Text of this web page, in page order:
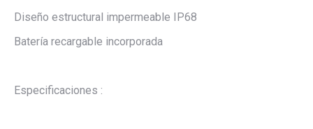
Diseño estructural impermeable IP68
Batería recargable incorporada
Especificaciones :